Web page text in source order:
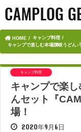
HOME
キャンプ料理
キャンプで楽しむ本場讃岐うどん
キャンプ料理
キャンプで楽
んセット『
場！
2020年9月6日